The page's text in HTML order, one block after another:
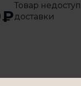
Товар
доставки